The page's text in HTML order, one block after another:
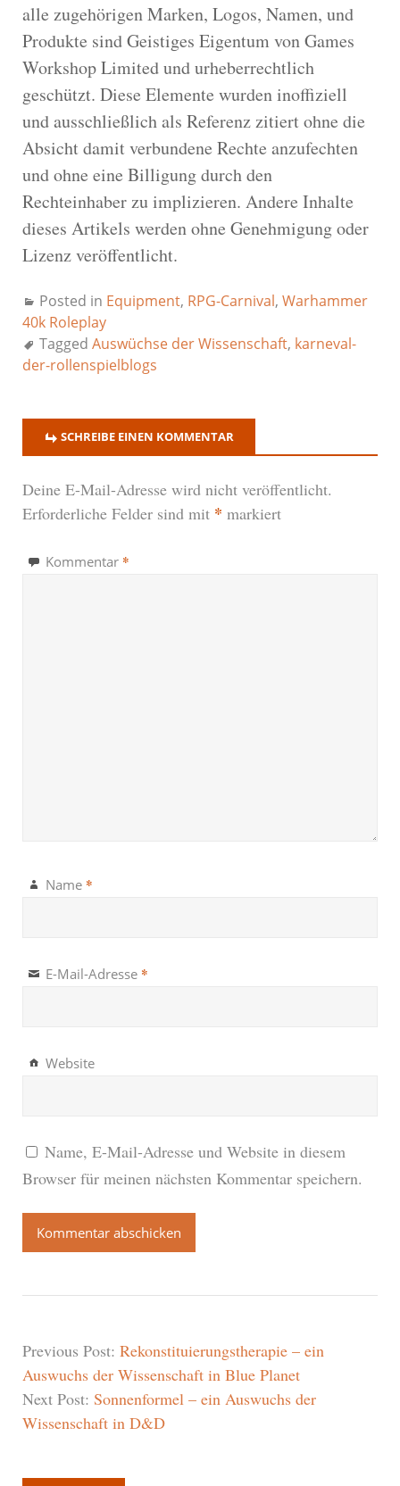
alle zugehörigen Marken, Logos, Namen, und
Produkte sind Geistiges Eigentum von Games
Workshop Limited und urheberrechtlich
geschützt. Diese Elemente wurden inoffiziell
und ausschließlich als Referenz zitiert ohne die
Absicht damit verbundene Rechte anzufechten
und ohne eine Billigung durch den
Rechteinhaber zu implizieren. Andere Inhalte
dieses Artikels werden ohne Genehmigung oder
Lizenz veröffentlicht.
Posted in Equipment, RPG-Carnival, Warhammer
40k Roleplay
Tagged Auswüchse der Wissenschaft, karneval-
der-rollenspielblogs
SCHREIBE EINEN KOMMENTAR
Deine E-Mail-Adresse wird nicht veröffentlicht.
Erforderliche Felder sind mit * markiert
Kommentar *
Name *
E-Mail-Adresse *
Website
Name, E-Mail-Adresse und Website in diesem
Browser für meinen nächsten Kommentar speichern.
Previous Post: Rekonstituierungstherapie – ein
Auswuchs der Wissenschaft in Blue Planet
Next Post: Sonnenformel – ein Auswuchs der
Wissenschaft in D&D